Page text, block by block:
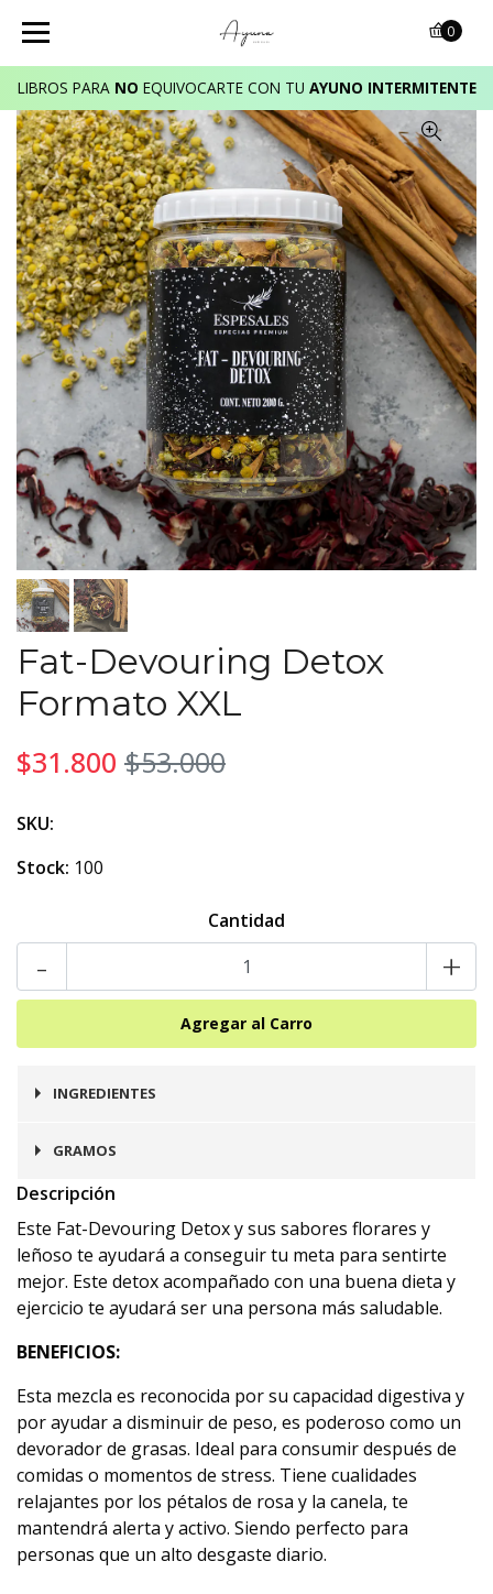
LIBROS PARA NO EQUIVOCARTE CON TU AYUNO INTERMITENTE
0
Fat-Devouring Detox
Formato XXL
$31.800 $53.000
SKU:
Stock: 100
Cantidad
- +
INGREDIENTES
Hibisco, Canela, Manzanilla.
GRAMOS
200
Descripción
Este Fat-Devouring Detox y sus sabores florares y
leñoso te ayudará a conseguir tu meta para sentirte
mejor. Este detox acompañado con una buena dieta y
ejercicio te ayudará ser una persona más saludable.
BENEFICIOS:
Esta mezcla es reconocida por su capacidad digestiva y
por ayudar a disminuir de peso, es poderoso como un
devorador de grasas. Ideal para consumir después de
comidas o momentos de stress. Tiene cualidades
relajantes por los pétalos de rosa y la canela, te
mantendrá alerta y activo. Siendo perfecto para
personas que un alto desgaste diario.